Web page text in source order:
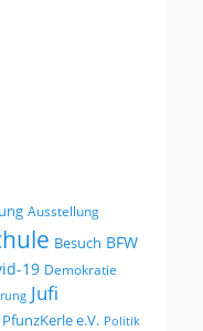
Ausstellung
Besuch BFW
19 Demokratie
Jufi
PfunzKerle e.V. Politik